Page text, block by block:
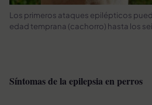
Los primeros ataques epilépticos
edad temprana (cachorro) hasta los
Síntomas de la epilepsia en perros